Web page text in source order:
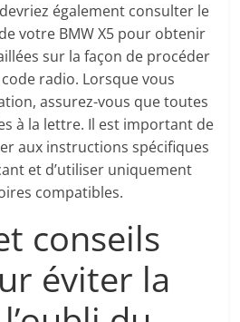
également consulter le
votre BMW X5 pour obtenir
sur la façon de procéder
radio. Lorsque vous
assurez-vous que toutes
à la lettre. Il est important de
aux instructions spécifiques
et d’utiliser uniquement
compatibles.
conseils
éviter la